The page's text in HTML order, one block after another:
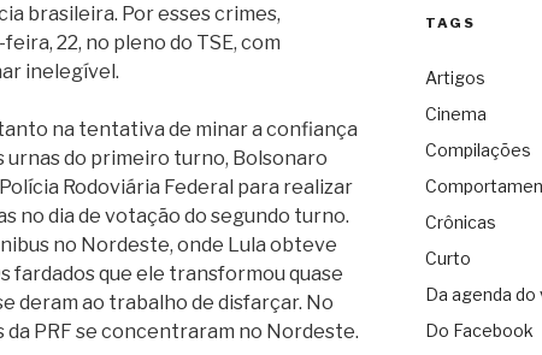
brasileira. Por esses crimes,
22, no pleno do TSE, com
inelegível.
na tentativa de minar a confiança
do primeiro turno, Bolsonaro
Rodoviária Federal para realizar
no dia de votação do segundo turno.
no Nordeste, onde Lula obteve
fardados que ele transformou quase
deram ao trabalho de disfarçar. No
PRF se concentraram no Nordeste.
TAGS
Artigos
Cinema
Compilações
Crônicas
Curto
Da agenda do
Do Facebook